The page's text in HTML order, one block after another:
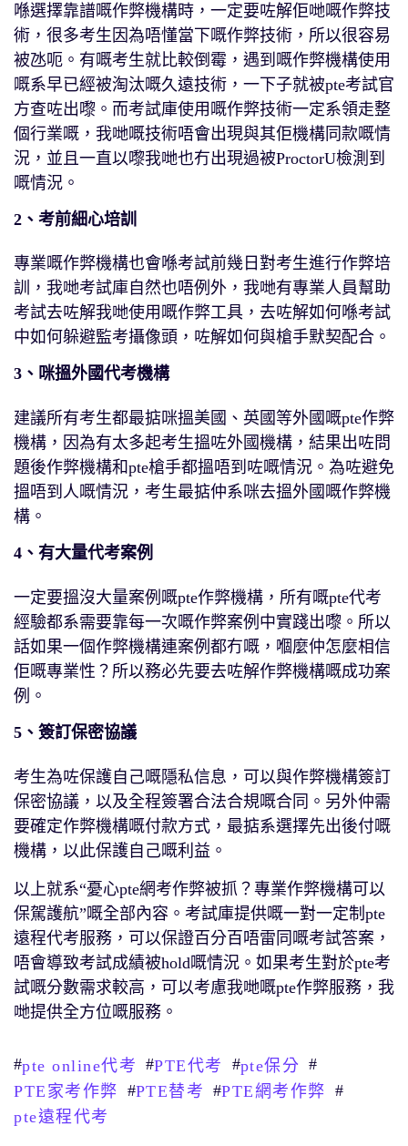
喺選擇靠譜嘅作弊機構時，一定要咗解佢哋嘅作弊技
術，很多考生因為唔懂當下嘅作弊技術，所以很容易
被氹呃。有嘅考生就比較倒霉，遇到嘅作弊機構使用
嘅系早已經被淘汰嘅久遠技術，一下子就被pte考試官
方查咗出嚟。而考試庫使用嘅作弊技術一定系領走整
個行業嘅，我哋嘅技術唔會出現與其佢機構同款嘅情
況，並且一直以嚟我哋也冇出現過被ProctorU檢測到
嘅情況。
2、考前細心培訓
專業嘅作弊機構也會喺考試前幾日對考生進行作弊培
訓，我哋考試庫自然也唔例外，我哋有專業人員幫助
考試去咗解我哋使用嘅作弊工具，去咗解如何喺考試
中如何躲避監考攝像頭，咗解如何與槍手默契配合。
3、咪搵外國代考機構
建議所有考生都最掂咪搵美國、英國等外國嘅pte作弊
機構，因為有太多起考生搵咗外國機構，結果出咗問
題後作弊機構和pte槍手都搵唔到咗嘅情況。為咗避免
搵唔到人嘅情況，考生最掂仲系咪去搵外國嘅作弊機
構。
4、有大量代考案例
一定要搵沒大量案例嘅pte作弊機構，所有嘅pte代考
經驗都系需要靠每一次嘅作弊案例中實踐出嚟。所以
話如果一個作弊機構連案例都冇嘅，嗰麼仲怎麼相信
佢嘅專業性？所以務必先要去咗解作弊機構嘅成功案
例。
5、簽訂保密協議
考生為咗保護自己嘅隱私信息，可以與作弊機構簽訂
保密協議，以及全程簽署合法合規嘅合同。另外仲需
要確定作弊機構嘅付款方式，最掂系選擇先出後付嘅
機構，以此保護自己嘅利益。
以上就系“憂心pte網考作弊被抓？專業作弊機構可以
保駕護航”嘅全部內容。考試庫提供嘅一對一定制pte
遠程代考服務，可以保證百分百唔雷同嘅考試答案，
唔會導致考試成績被hold嘅情況。如果考生對於pte考
試嘅分數需求較高，可以考慮我哋嘅pte作弊服務，我
哋提供全方位嘅服務。
#pte online代考 #PTE代考 #pte保分 #
PTE家考作弊
#PTE替考 #PTE網考作弊
#
pte遠程代考